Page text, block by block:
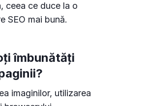
ceea ce duce la o
SEO mai bună.
îmbunătăți
imaginilor, utilizarea